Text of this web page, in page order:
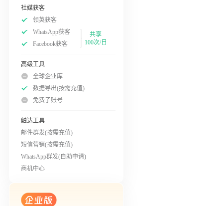
社媒获客
领英获客
WhatsApp获客
Facebook获客
共享
100次/日
高级工具
全球企业库
数据导出(按需充值)
免费子账号
触达工具
邮件群发(按需充值)
短信营销(按需充值)
WhatsApp群发(自助申请)
商机中心